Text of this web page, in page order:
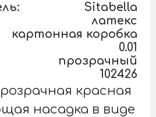
Sitabella
латекс
картонная коробка
0.01
прозрачный
102426
красная
насадка в виде